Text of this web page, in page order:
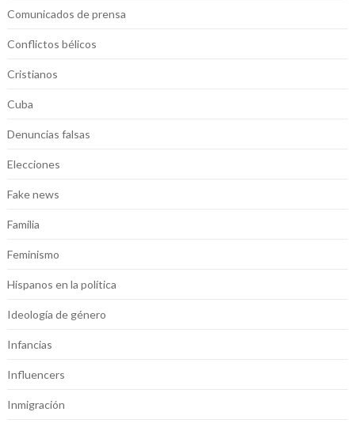
Comunicados de prensa
Conflictos bélicos
Cristianos
Cuba
Denuncias falsas
Elecciones
Fake news
Familia
Feminismo
Hispanos en la política
Ideología de género
Infancias
Influencers
Inmigración